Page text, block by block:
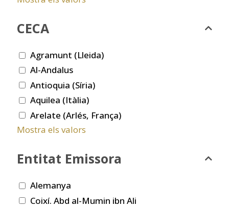
CECA
Agramunt (Lleida)
Al-Andalus
Antioquia (Síria)
Aquilea (Itàlia)
Arelate (Arlés, França)
Mostra els valors
Entitat Emissora
Alemanya
Coixí. Abd al-Mumin ibn Ali